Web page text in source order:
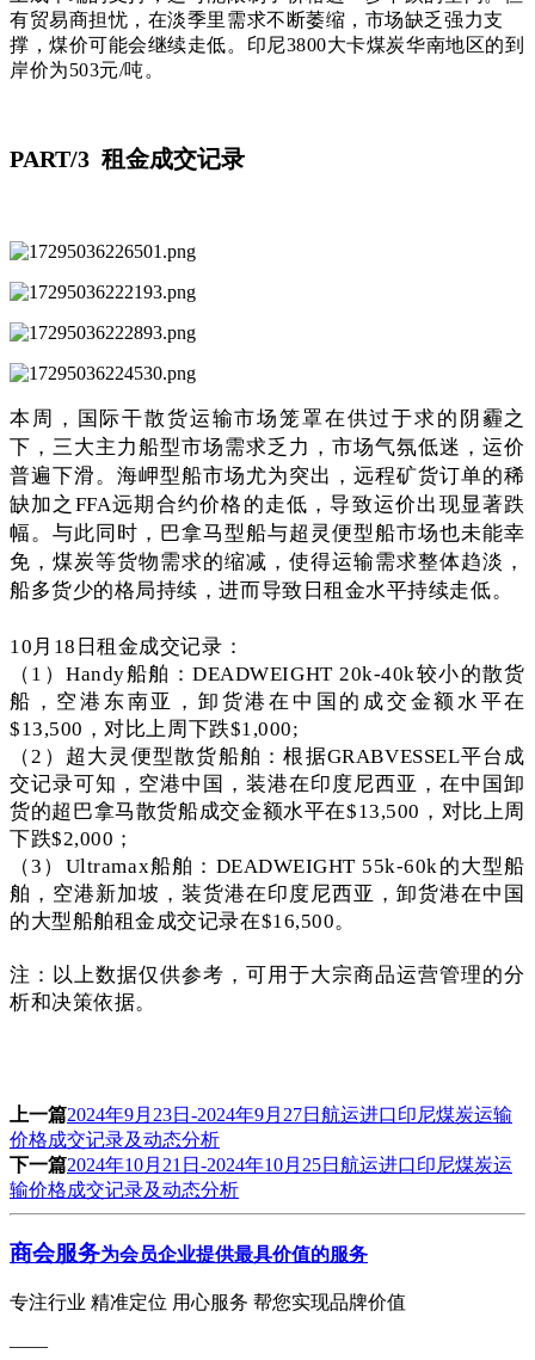
有贸易商担忧，在淡季里需求不断萎缩，市场缺乏强力支
撑，煤价可能会继续走低。印尼3800大卡煤炭华南地区的到
岸价为503元/吨。
PART/3 租金成交记录
本周，国际干散货运输市场笼罩在供过于求的阴霾之
下，三大主力船型市场需求乏力，市场气氛低迷，运价
普遍下滑。海岬型船市场尤为突出，远程矿货订单的稀
缺加之FFA远期合约价格的走低，导致运价出现显著跌
幅。与此同时，巴拿马型船与超灵便型船市场也未能幸
免，煤炭等货物需求的缩减，使得运输需求整体趋淡，
船多货少的格局持续，进而导致日租金水平持续走低。
10月18日租金成交记录：
（1）Handy船舶：DEADWEIGHT 20k-40k较小的散货
船，空港东南亚，卸货港在中国的成交金额水平在
$13,500，对比上周下跌$1,000;
（2）超大灵便型散货船舶：根据GRABVESSEL平台成
交记录可知，空港中国，装港在印度尼西亚，在中国卸
货的超巴拿马散货船成交金额水平在$13,500，对比上周
下跌$2,000；
（3）Ultramax船舶：DEADWEIGHT 55k-60k的大型船
舶，空港新加坡，装货港在印度尼西亚，卸货港在中国
的大型船舶租金成交记录在$16,500。
注：以上数据仅供参考，可用于大宗商品运营管理的分
析和决策依据。
上一篇2024年9月23日-2024年9月27日航运进口印尼煤炭运输
价格成交记录及动态分析
下一篇2024年10月21日-2024年10月25日航运进口印尼煤炭运
输价格成交记录及动态分析
商会服务为会员企业提供最具价值的服务
专注行业 精准定位 用心服务 帮您实现品牌价值
——